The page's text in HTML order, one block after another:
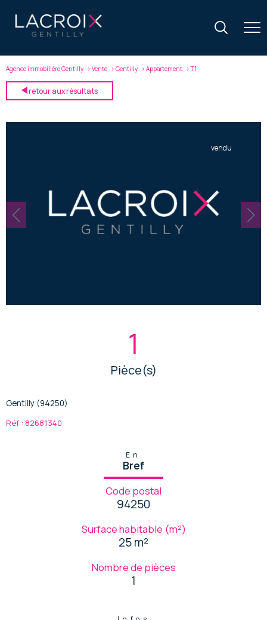
Agence immobilière Gentilly Vente Gentilly Appartement T1
retour aux résultats
vendu
1
Pièce(s)
Gentilly (94250)
Réf : 82681340
En
Bref
Code postal
94250
Surface habitable (m²)
25 m²
Nombre de pièces
1